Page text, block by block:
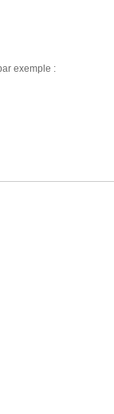
exemple :